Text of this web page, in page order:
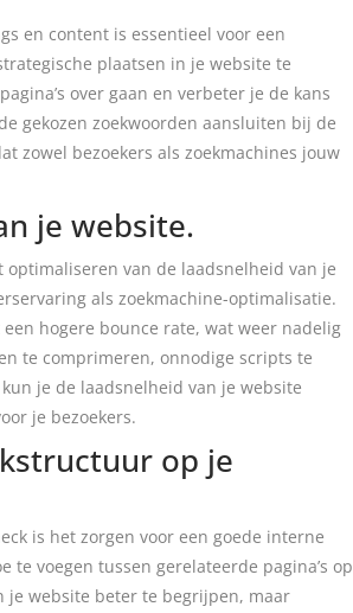
en content is essentieel voor een
plaatsen in je website te
over gaan en verbeter je de kans
gekozen zoekwoorden aansluiten bij de
zowel bezoekers als zoekmachines jouw
je website.
optimaliseren van de laadsnelheid van je
als zoekmachine-optimalisatie.
hogere bounce rate, wat weer nadelig
te comprimeren, onnodige scripts te
je de laadsnelheid van je website
je bezoekers.
op je
is het zorgen voor een goede interne
voegen tussen gerelateerde pagina’s op
je website beter te begrijpen, maar